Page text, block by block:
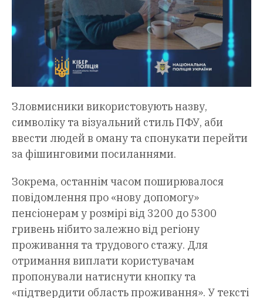
Зловмисники використовують назву,
символіку та візуальний стиль ПФУ, аби
ввести людей в оману та спонукати перейти
за фішинговими посиланнями.
Зокрема, останнім часом поширювалося
повідомлення про «нову допомогу»
пенсіонерам у розмірі від 3200 до 5300
гривень нібито залежно від регіону
проживання та трудового стажу. Для
отримання виплати користувачам
пропонували натиснути кнопку та
«підтвердити область проживання». У тексті